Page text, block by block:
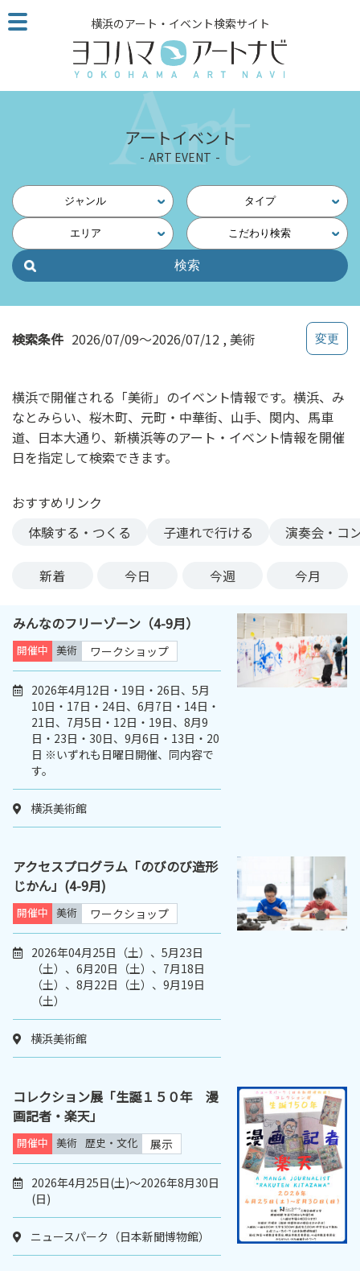
こ
の
ジ
読
他
ペ
の
ク
ス
横浜のアート・イベント検索サイト
アートイベント
ART EVENT
ジャンル タイプ
エリア こだわり検索
検索条件 2026/07/09～2026/07/12 美術
横浜で開催される「美術」のイベント情報です。横浜、み
なとみらい、桜木町、元町・中華街、山手、関内、馬車
道、日本大通り、新横浜等のアート・イベント情報を開催
日を指定して検索できます。
おすすめリンク
体験する・つくる
子連れで行ける 演奏会・コ
新着 今日 今週 今月
みんなのフリーゾーン（4-9月）
開催中 美術 ワークショップ
2026年4月12日・19日・26日、5月
10日・17日・24日、6月7日・14日・
21日、7月5日・12日・19日、8月9
日・23日・30日、9月6日・13日・20
日 ※いずれも日曜日開催、同内容で
す。
横浜美術館
アクセスプログラム「のびのび造形
じかん」(4-9月)
開催中 美術 ワークショップ
2026年04月25日（土）、5月23日
（土）、6月20日（土）、7月18日
（土）、8月22日（土）、9月19日
（土）
横浜美術館
コレクション展「生誕１５０年 漫
画記者・楽天」
開催中 美術 歴史・文化 展示
2026年4月25日(土)～2026年8月30日
(日)
ニュースパーク（日本新聞博物館）